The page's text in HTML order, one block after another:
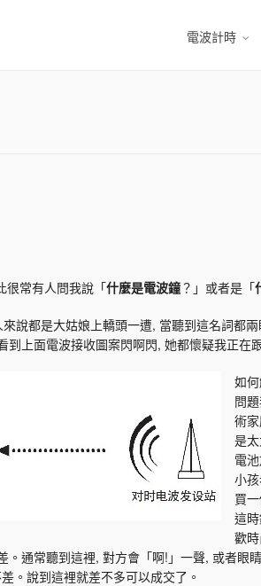
電波計時
很常有人問我說「什麼是電波鐘？」或者是「
說都是大姑娘上轎頭一遭, 當聽到這名詞都
上面電波接收圖案閃啊閃, 她都懷疑我正在
如
問
術
是
電
小
買
這
歡
通常聽到這裡, 對方會「啊!」一聲, 或者眼
。說到這裡就差不多可以成交了。